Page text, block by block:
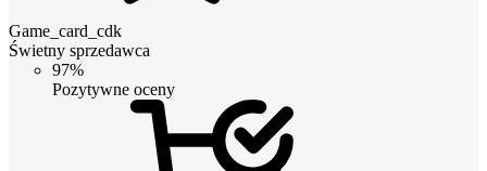
Game_card_cdk
Świetny sprzedawca
97%
Pozytywne oceny